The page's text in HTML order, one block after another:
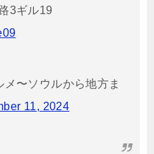
3ギル19
〜ソウルから地方ま
11, 2024